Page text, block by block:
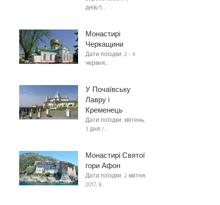
днів/5…
Монастирі
Черкащини
Дати поїздки: 2 - 4
червня,…
У Почаївську
Лавру і
Кременець
Дати поїздки: квітень,
3 дня /…
Монастирі Святої
гори Афон
Дата поїздки: 2 квітня
2017, 8…